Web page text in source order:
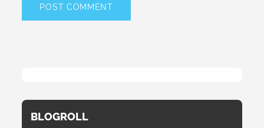
BLOGROLL